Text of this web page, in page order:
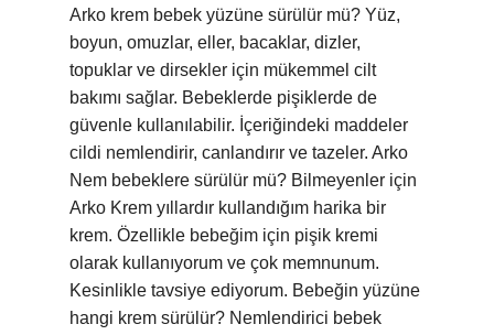
Arko krem bebek yüzüne sürülür mü? Yüz,
boyun, omuzlar, eller, bacaklar, dizler,
topuklar ve dirsekler için mükemmel cilt
bakımı sağlar. Bebeklerde pişiklerde de
güvenle kullanılabilir. İçeriğindeki maddeler
cildi nemlendirir, canlandırır ve tazeler. Arko
Nem bebeklere sürülür mü? Bilmeyenler için
Arko Krem yıllardır kullandığım harika bir
krem. Özellikle bebeğim için pişik kremi
olarak kullanıyorum ve çok memnunum.
Kesinlikle tavsiye ediyorum. Bebeğin yüzüne
hangi krem sürülür? Nemlendirici bebek